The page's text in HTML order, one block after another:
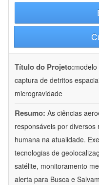
Título do Projeto:
captura de detritos
microgravidade
Resumo: As ciências
responsáveis por
humana na atualidade.
tecnologias de
satélite, monitoramento
alerta para Busca e